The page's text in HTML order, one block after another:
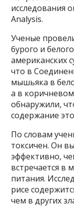
исследования
Analysis.
Ученые
бурого и
американских
что в
мышьяка в
а в
обнаружили,
содержание
По словам
токсичен. Он
эффективно,
встречается в
питания.
рисе
чем в других